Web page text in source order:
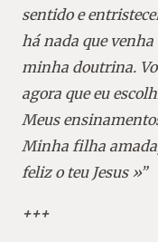
sentido e
há nada que
minha doutrina.
agora que eu
Meus
Minha filha
feliz o teu Jesus »”
+++